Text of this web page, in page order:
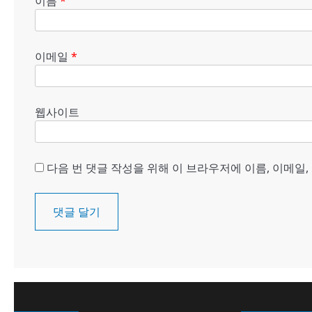
이메일 *
웹사이트
다음 번 댓글 작성을 위해 이 브라우저에 이름, 이메일